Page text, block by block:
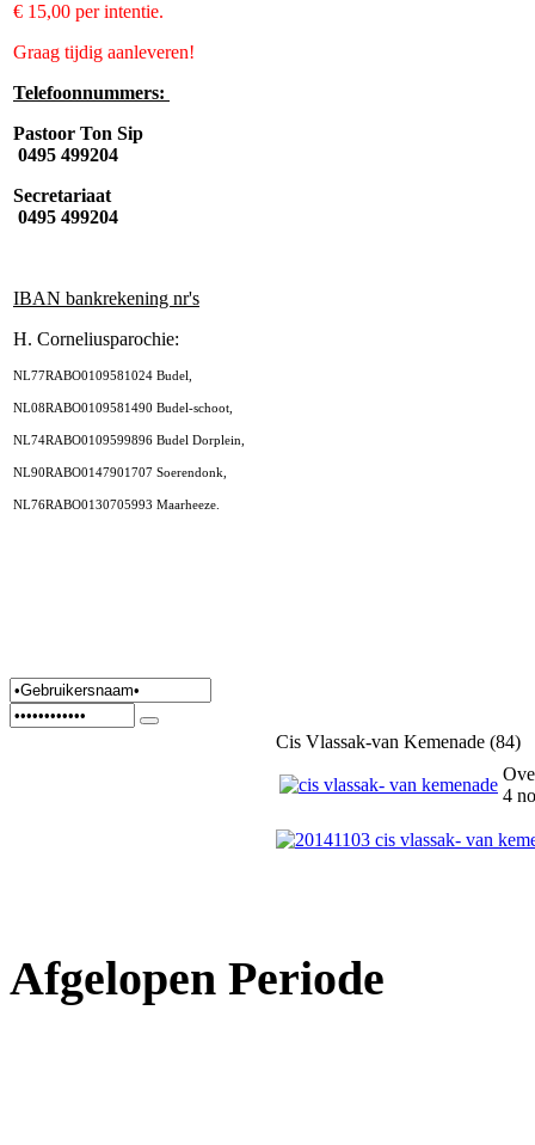
€ 15,00 per intentie.
Graag tijdig aanleveren!
Telefoonnummers:
Pastoor Ton Sip
0495 499204
Secretariaat
0495 499204
IBAN bankrekening nr's
H. Corneliusparochie:
NL77RABO0109581024 Budel,
NL08RABO0109581490 Budel-schoot,
NL74RABO0109599896 Budel Dorplein,
NL90RABO0147901707 Soerendonk,
NL76RABO0130705993 Maarheeze.
Cis Vlassak-van Kemenade (84)
4
Afgelopen Periode